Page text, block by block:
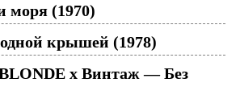
моря (1970)
крышей (1978)
x Винтаж — Без